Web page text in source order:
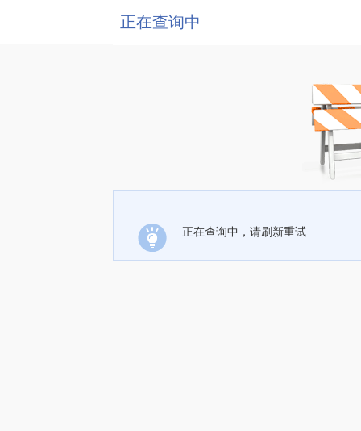
正在查询中
正在查询中，请刷新重试